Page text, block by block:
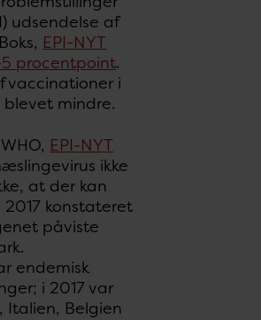
udsendelse af
EPI-NYT
procentpoint.
vaccinationer i
mindre.
EPI-NYT
ikke
at der kan
konstateret
påviste
endemisk
i 2017 var
Italien, Belgien